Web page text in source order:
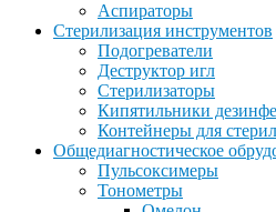
Аспираторы
Стерилизация инструментов
Подогреватели
Деструктор игл
Стерилизаторы
Кипятильники
Контейнеры для
Общедиагностическое
Пульсоксимеры
Тонометры